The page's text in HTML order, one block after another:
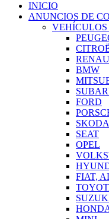
INICIO
ANUNCIOS DE
VEHÍCULOS
BMW
FORD
SKODA
SEAT
OPEL
FIAT,